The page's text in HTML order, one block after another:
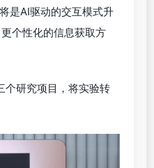
是AI驱动的交互模式升
个性化的信息获取方
个研究项目，将实验转